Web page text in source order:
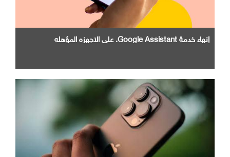
إنهاء خدمة Google Assistant. علي الاجهزه المؤهله